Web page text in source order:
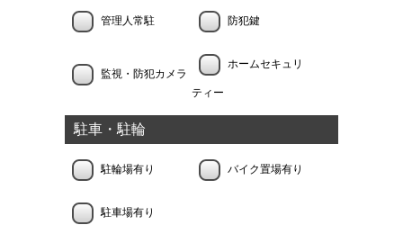
管理人常駐 防犯鍵
監視・防犯カメラ
ホームセキュリ
ティー
駐車・駐輪
駐輪場有り バイク置場有り
駐車場有り